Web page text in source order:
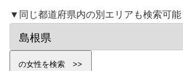
▼同じ都道府県内の別エリアも検索可